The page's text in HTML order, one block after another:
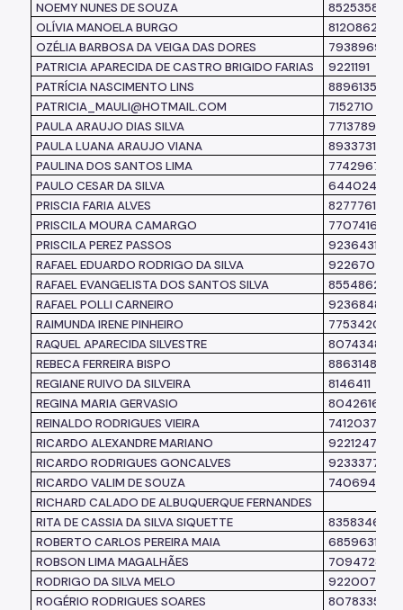
NOEMY NUNES DE SOUZA
8525358
OLÍVIA MANOELA BURGO
8120862
OZÉLIA BARBOSA DA VEIGA DAS DORES
7938969
PATRICIA APARECIDA DE CASTRO BRIGIDO FARIAS
9221191
PATRÍCIA NASCIMENTO LINS
8896135
PATRICIA_MAULI@HOTMAIL.COM
7152710
PAULA ARAUJO DIAS SILVA
7713789
PAULA LUANA ARAUJO VIANA
8933731
PAULINA DOS SANTOS LIMA
7742967
PAULO CESAR DA SILVA
6440240
PRISCIA FARIA ALVES
8277761
PRISCILA MOURA CAMARGO
7707416
PRISCILA PEREZ PASSOS
9236431
RAFAEL EDUARDO RODRIGO DA SILVA
9226702
RAFAEL EVANGELISTA DOS SANTOS SILVA
8554862
RAFAEL POLLI CARNEIRO
9236848
RAIMUNDA IRENE PINHEIRO
7753420
RAQUEL APARECIDA SILVESTRE
8074348
REBECA FERREIRA BISPO
8863148
REGIANE RUIVO DA SILVEIRA
8146411
REGINA MARIA GERVASIO
8042616
REINALDO RODRIGUES VIEIRA
7412037
RICARDO ALEXANDRE MARIANO
9221247
RICARDO RODRIGUES GONCALVES
9233377
RICARDO VALIM DE SOUZA
7406941
RICHARD CALADO DE ALBUQUERQUE FERNANDES
RITA DE CASSIA DA SILVA SIQUETTE
8358346
ROBERTO CARLOS PEREIRA MAIA
6859631
ROBSON LIMA MAGALHÃES
7094728
RODRIGO DA SILVA MELO
9220071
ROGÉRIO RODRIGUES SOARES
8078335